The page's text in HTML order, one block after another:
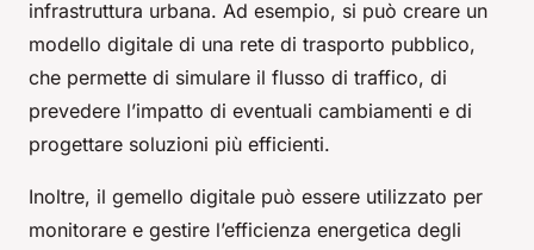
infrastruttura urbana. Ad esempio, si può creare un
modello digitale di una rete di trasporto pubblico,
che permette di simulare il flusso di traffico, di
prevedere l’impatto di eventuali cambiamenti e di
progettare soluzioni più efficienti.
Inoltre, il gemello digitale può essere utilizzato per
monitorare e gestire l’efficienza energetica degli